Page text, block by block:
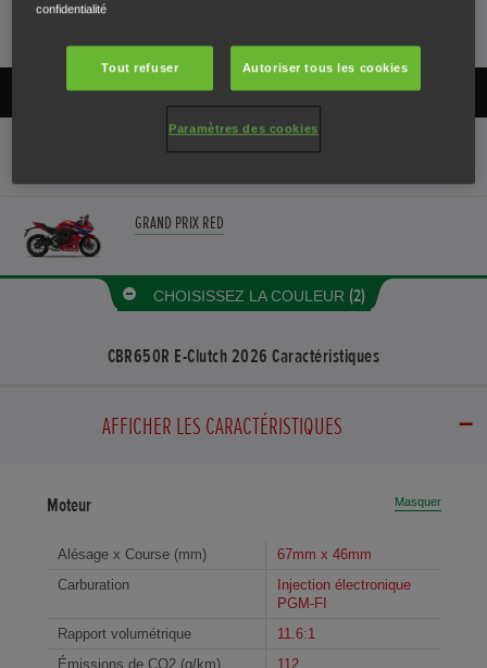
MATTE GUNPOWDER BLACK METALLIC
MATTE GUNPOWDER BLACK METALLIC
GRAND PRIX RED
CHOISISSEZ LA COULEUR (2)
CBR650R E-Clutch 2026 Caractéristiques
AFFICHER LES CARACTÉRISTIQUES
Moteur Masquer
Alésage x Course (mm)
67mm x 46mm
Carburation
Injection électronique
PGM-FI
Rapport volumétrique
11.6:1
Émissions de CO2 (g/km)
112
confidentialité
Tout refuser Autoriser tous les cookies
Paramètres des cookies